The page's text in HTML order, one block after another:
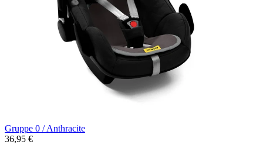
Gruppe 0 / Anthracite
36,95 €